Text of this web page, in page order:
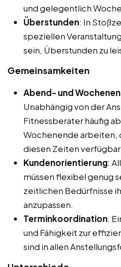
und gelegentlich
Überstunden: In
speziellen
sein, Überstunden zu
Gemeinsamkeiten
Abend- und
Unabhängig von der
Fitnessberater häufig
Wochenende arbeiten,
diesen Zeiten verfügbar
Kundenorientierung:
müssen flexibel genug
zeitlichen Bedürfnisse
anzupassen.
Terminkoordination:
und Fähigkeit zur
sind in allen